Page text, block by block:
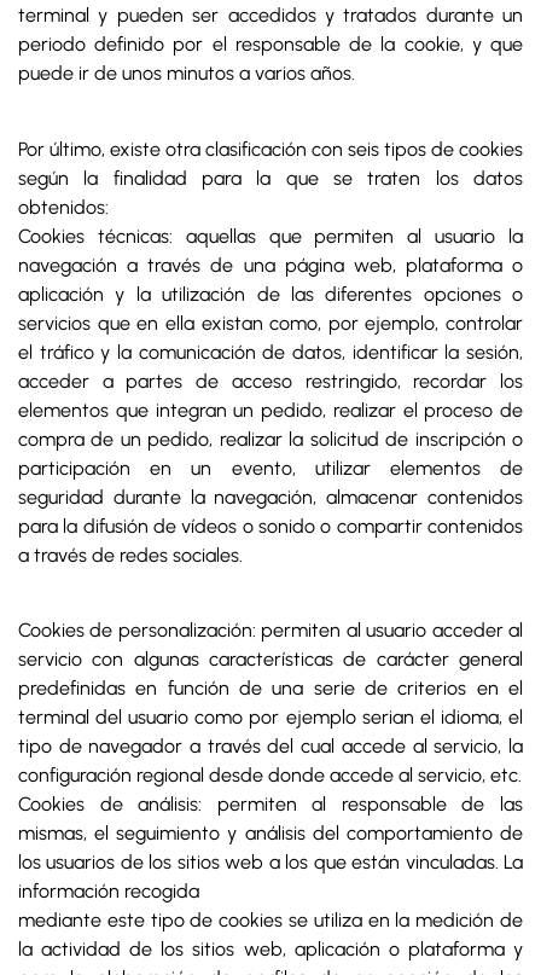
terminal y pueden ser accedidos y tratados durante un
periodo definido por el responsable de la cookie, y que
puede ir de unos minutos a varios años.
Por último, existe otra clasificación con seis tipos de cookies
según la finalidad para la que se traten los datos
obtenidos:
Cookies técnicas: aquellas que permiten al usuario la
navegación a través de una página web, plataforma o
aplicación y la utilización de las diferentes opciones o
servicios que en ella existan como, por ejemplo, controlar
el tráfico y la comunicación de datos, identificar la sesión,
acceder a partes de acceso restringido, recordar los
elementos que integran un pedido, realizar el proceso de
compra de un pedido, realizar la solicitud de inscripción o
participación en un evento, utilizar elementos de
seguridad durante la navegación, almacenar contenidos
para la difusión de vídeos o sonido o compartir contenidos
a través de redes sociales.
Cookies de personalización: permiten al usuario acceder al
servicio con algunas características de carácter general
predefinidas en función de una serie de criterios en el
terminal del usuario como por ejemplo serian el idioma, el
tipo de navegador a través del cual accede al servicio, la
configuración regional desde donde accede al servicio, etc.
Cookies de análisis: permiten al responsable de las
mismas, el seguimiento y análisis del comportamiento de
los usuarios de los sitios web a los que están vinculadas. La
información recogida
mediante este tipo de cookies se utiliza en la medición de
la actividad de los sitios web, aplicación o plataforma y